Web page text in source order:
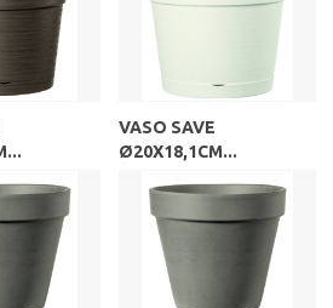
VASO SAVE
Ø20X18,1CM...